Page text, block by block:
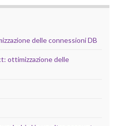
delle connessioni DB
ottimizzazione delle